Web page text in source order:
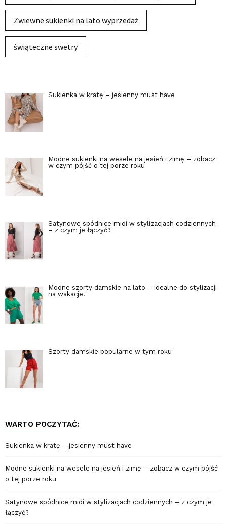
Zwiewne sukienki na lato wyprzedaż
świąteczne swetry
Sukienka w kratę – jesienny must have
Modne sukienki na wesele na jesień i zimę – zobacz
w czym pójść o tej porze roku
Satynowe spódnice midi w stylizacjach codziennych
– z czym je łączyć?
Modne szorty damskie na lato – idealne do stylizacji
na wakacje!
Szorty damskie popularne w tym roku
WARTO POCZYTAĆ:
Sukienka w kratę – jesienny must have
Modne sukienki na wesele na jesień i zimę – zobacz w czym pójść
o tej porze roku
Satynowe spódnice midi w stylizacjach codziennych – z czym je
łączyć?